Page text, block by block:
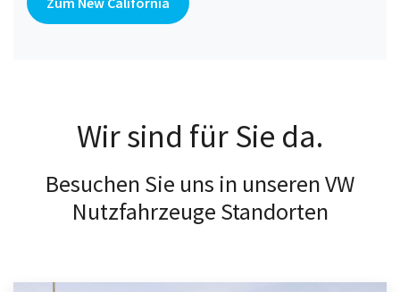
Wir sind für Sie da.
Besuchen Sie uns in unseren VW
Nutzfahrzeuge Standorten